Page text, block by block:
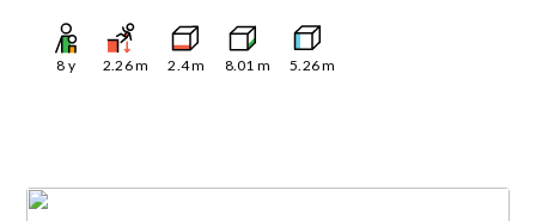
8 y 2.26m 2.4m 8.01 m 5.26m